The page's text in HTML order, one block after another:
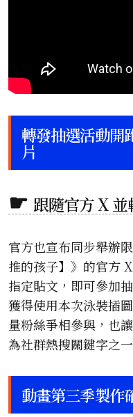
轉發抽選活動開
片
跟隨官方 X
官方也宣布同步舉辦
推的孩子】》的官方
指定貼文，即可參加
獲得使用本次泳裝插
量粉絲爭相參與，也
為社群熱搜關鍵字之一
動畫第三季製作